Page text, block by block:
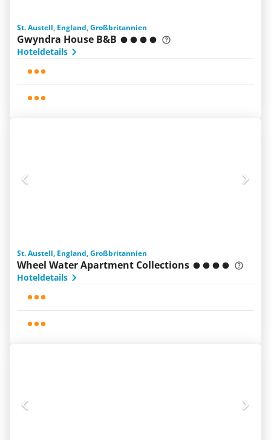
St. Austell, England, Großbritannien
Gwyndra House B&B
Hoteldetails
St. Austell, England, Großbritannien
Wheel Water Apartment Collections
Hoteldetails